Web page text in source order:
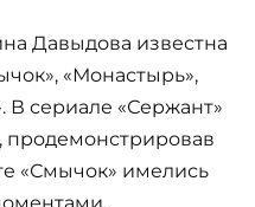
Давыдова известна
«Монастырь»,
В сериале «Сержант‎»
продемонстрировав
«Смычок» имелись